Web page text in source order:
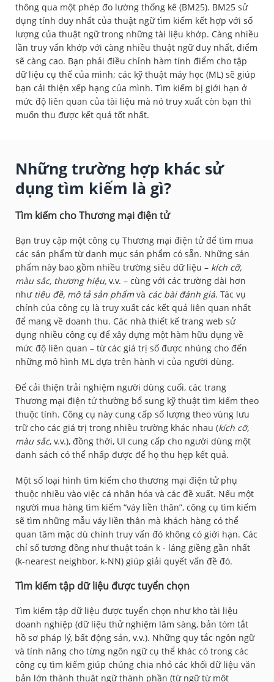
thông qua một phép đo lường thống kê (BM25). BM25 sử
dụng tính duy nhất của thuật ngữ tìm kiếm kết hợp với số
lượng của thuật ngữ trong những tài liệu khớp. Càng nhiều
lần truy vấn khớp với càng nhiều thuật ngữ duy nhất, điểm
sẽ càng cao. Bạn phải điều chỉnh hàm tính điểm cho tập
dữ liệu cụ thể của mình; các kỹ thuật máy học (ML) sẽ giúp
bạn cải thiện xếp hạng của mình. Tìm kiếm bị giới hạn ở
mức độ liên quan của tài liệu mà nó truy xuất còn bạn thì
muốn thu được kết quả tốt nhất.
Những trường hợp khác sử
dụng tìm kiếm là gì?
Tìm kiếm cho Thương mại điện tử
Bạn truy cập một công cụ Thương mại điện tử để tìm mua
các sản phẩm từ danh mục sản phẩm có sẵn. Những sản
phẩm này bao gồm nhiều trường siêu dữ liệu – kích cỡ,
màu sắc, thương hiệu, v.v. – cùng với các trường dài hơn
như tiêu đề, mô tả sản phẩmvà các bài đánh giá. Tác vụ
chính của công cụ là truy xuất các kết quả liên quan nhất
để mang về doanh thu. Các nhà thiết kế trang web sử
dụng nhiều công cụ để xây dựng một hàm hữu dụng về
mức độ liên quan – từ các giá trị số được nhúng cho đến
những mô hình ML dựa trên hành vi của người dùng.
Để cải thiện trải nghiệm người dùng cuối, các trang
Thương mại điện tử thường bổ sung kỹ thuật tìm kiếm theo
thuộc tính. Công cụ này cung cấp số lượng theo vùng lưu
trữ cho các giá trị trong nhiều trường khác nhau (kích cỡ,
màu sắc, v.v.), đồng thời, UI cung cấp cho người dùng một
danh sách có thể nhấp được để họ thu hẹp kết quả.
Một số loại hình tìm kiếm cho thương mại điện tử phụ
thuộc nhiều vào việc cá nhân hóa và các đề xuất. Nếu một
người mua hàng tìm kiếm “váy liền thân”, công cụ tìm kiếm
sẽ tìm những mẫu váy liền thân mà khách hàng có thể
quan tâm mặc dù chính truy vấn đó không có giới hạn. Các
chỉ số tương đồng như thuật toán k - láng giềng gần nhất
(k-nearest neighbor, k-NN) giúp giải quyết vấn đề đó.
Tìm kiếm tập dữ liệu được tuyển chọn
Tìm kiếm tập dữ liệu được tuyển chọn như kho tài liệu
doanh nghiệp (dữ liệu thử nghiệm lâm sàng, bản tóm tắt
hồ sơ pháp lý, bất động sản, v.v.). Những quy tắc ngôn ngữ
và tính năng cho từng ngôn ngữ cụ thể khác có trong các
công cụ tìm kiếm giúp chúng chia nhỏ các khối dữ liệu văn
bản lớn thành thuật ngữ thành phần (từ ngữ từ một